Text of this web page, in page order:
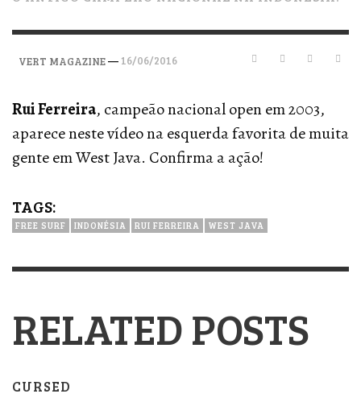
VERT MAGAZINE— 16/06/2016
Rui Ferreira, campeão nacional open em 2003,
aparece neste vídeo na esquerda favorita de muita
gente em West Java. Confirma a ação!
TAGS:
FREE SURF INDONÉSIA RUI FERREIRA WEST JAVA
RELATED POSTS
CURSED